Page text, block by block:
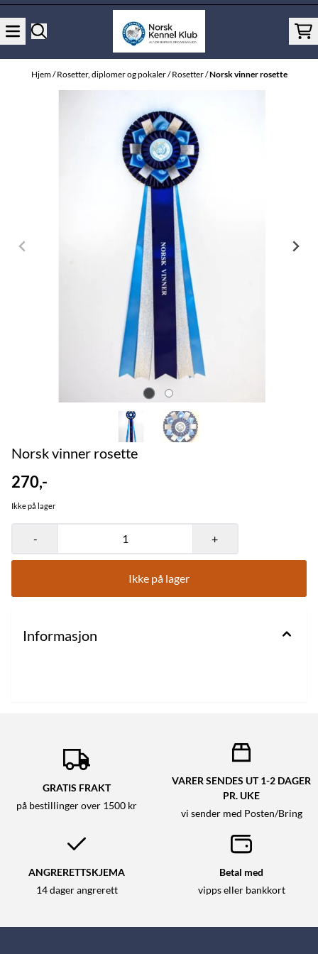
Hjem/Rosetter, diplomer og pokaler/Rosetter/Norsk vinner rosette
Norsk vinner rosette
270,-
Ikke på lager
- +
Ikke på lager
Informasjon
GRATIS FRAKT
på bestillinger over 1500 kr
VARER SENDES UT 1-2 DAGER
PR. UKE
vi sender med Posten/Bring
ANGRERETTSKJEMA
14 dager angrerett
Betal med
vipps eller bankkort